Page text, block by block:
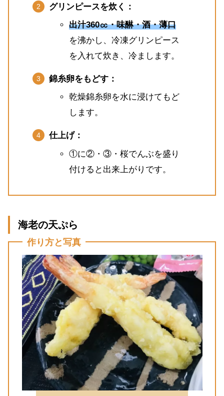
グリンピースを炊く：
出汁360㏄・味醂・酒・薄口
を沸かし、冷凍グリンピース
を入れて炊き、冷まします。
錦糸卵をもどす：
乾燥錦糸卵を水に浸けてもど
します。
仕上げ：
①に②・③・桜でんぶを盛り
付けると出来上がりです。
海老の天ぷら
作り方と写真